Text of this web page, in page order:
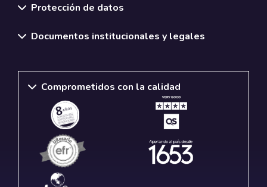
Protección de datos
Documentos institucionales y legales
Comprometidos con la calidad